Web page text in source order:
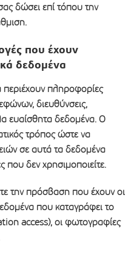
δώσει επί τόπου την
που έχουν
δεδομένα
πληροφορίες
διευθύνσεις,
ευαίσθητα δεδομένα. Ο
τρόπος ώστε να
σε αυτά τα δεδομένα
που δεν χρησιμοποιείτε.
την πρόσβαση που έχουν οι
που καταγράφει το
access), οι φωτογραφίες